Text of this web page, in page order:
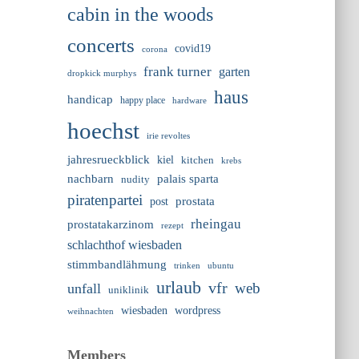
cabin in the woods
concerts
corona covid19
dropkick murphys frank turner
garten
handicap
happy place hardware haus
hoechst irie revoltes
jahresrueckblick kiel kitchen krebs
nachbarn nudity palais sparta
piratenpartei post
prostata
prostatakarzinom
rezept rheingau
schlachthof wiesbaden
stimmbandlähmung trinken ubuntu
unfall uniklinik urlaub vfr web
weihnachten wiesbaden wordpress
Members